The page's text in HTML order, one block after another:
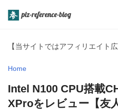
【当サイトではアフィリエイト
Home
Intel N100 CPU搭載
XProをレビュー【友